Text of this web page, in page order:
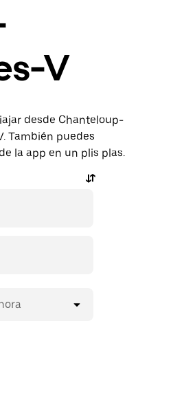
V
desde Chanteloup-
También puedes
la app en un plis plas.